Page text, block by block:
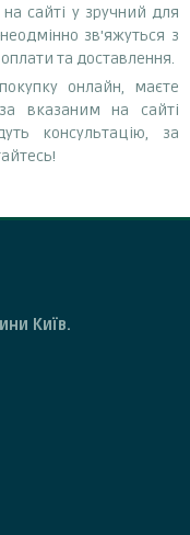
сайті у зручний для
зв'яжуться з
та доставлення.
онлайн, маєте
вказаним на сайті
консультацію, за
Київ.